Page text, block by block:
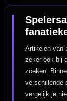
Artikelen van
zeker ook bij
zoeken.
verschillende
vergelijk je